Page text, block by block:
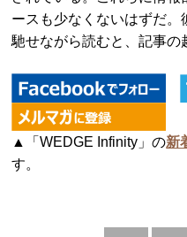
ースも少なくないはずだ
馳せながら読むと、記事
▲「WEDGE Infinity」の新
す。